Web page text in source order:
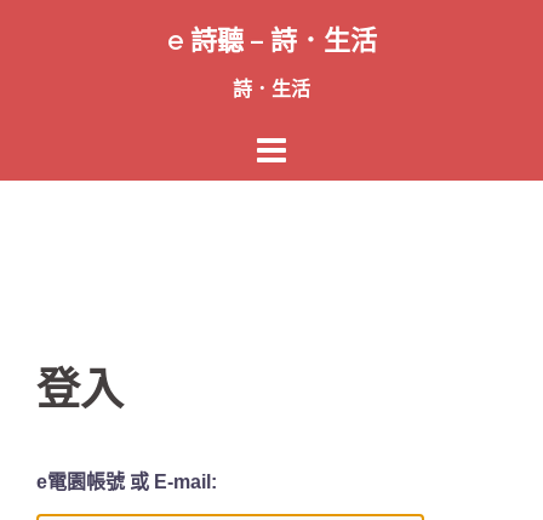
容
e 詩聽 – 詩．生活
詩．生活
登入
e電園帳號 或 E-mail: